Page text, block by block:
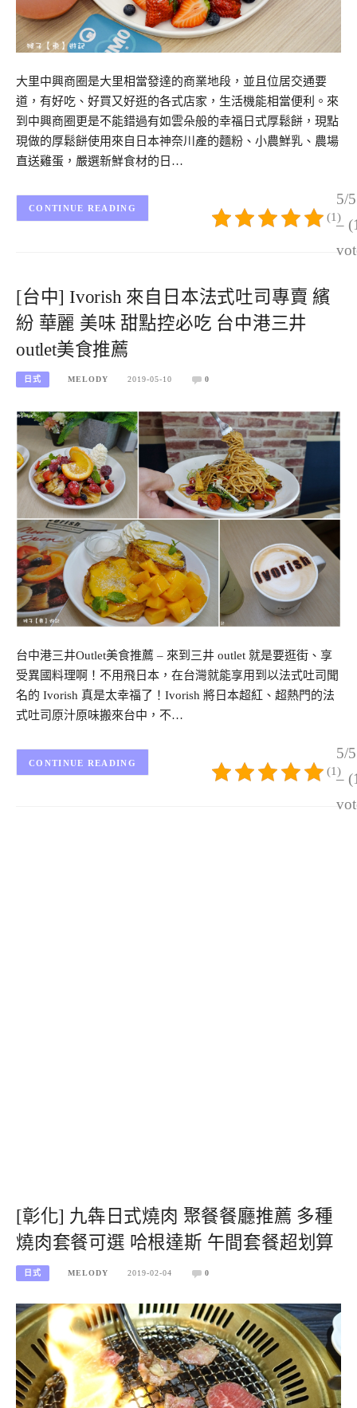
大里中興商圈是大里相當發達的商業地段，並且位居交通要
道，有好吃、好買又好逛的各式店家，生活機能相當便利。來
到中興商圈更是不能錯過有如雲朵般的幸福日式厚鬆餅，現點
現做的厚鬆餅使用來自日本神奈川產的麵粉、小農鮮乳、農場
直送雞蛋，嚴選新鮮食材的日…
5/5
–
(1)
CONTINUE READING
[台中] Ivorish 來自日本法式吐司專賣 繽
紛 華麗 美味 甜點控必吃 台中港三井
outlet美食推薦
日式 MELODY 2019-05-10 0
台中港三井Outlet美食推薦 – 來到三井 outlet 就是要逛街、享
受異國料理啊！不用飛日本，在台灣就能享用到以法式吐司聞
名的 Ivorish 真是太幸福了！Ivorish 將日本超紅、超熱門的法
式吐司原汁原味搬來台中，不…
5/5
–
(1)
CONTINUE READING
[彰化] 九犇日式燒肉 聚餐餐廳推薦 多種
燒肉套餐可選 哈根達斯 午間套餐超划算
日式 MELODY 2019-02-04 0